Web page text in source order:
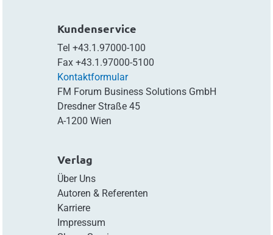
Kundenservice
Tel +43.1.97000-100
Fax +43.1.97000-5100
Kontaktformular
FM Forum Business Solutions GmbH
Dresdner Straße 45
A-1200 Wien
Verlag
Über Uns
Autoren & Referenten
Karriere
Impressum